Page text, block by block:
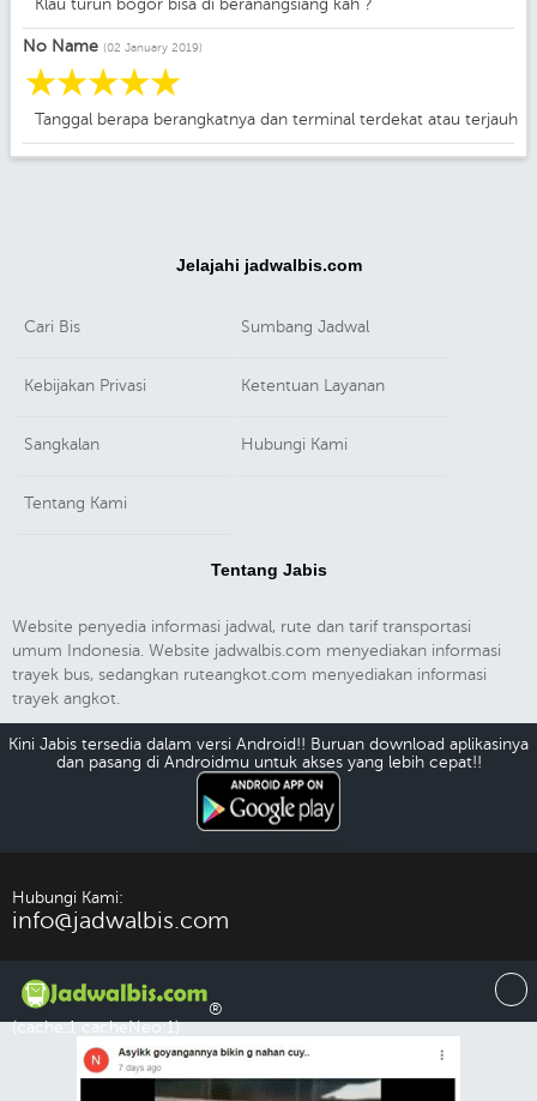
Klau turun bogor bisa di beranangsiang kah ?
No Name (02 January 2019)
☆
☆
☆
☆
☆
Tanggal berapa berangkatnya dan terminal terdekat atau terjauh
Jelajahi jadwalbis.com
Cari Bis Sumbang Jadwal
Kebijakan Privasi Ketentuan Layanan
Sangkalan Hubungi Kami
Tentang Kami
Tentang Jabis
Website penyedia informasi jadwal, rute dan tarif transportasi
umum Indonesia. Website jadwalbis.com menyediakan informasi
trayek bus, sedangkan ruteangkot.com menyediakan informasi
trayek angkot.
Kini Jabis tersedia dalam versi Android!! Buruan download aplikasinya
dan pasang di Androidmu untuk akses yang lebih cepat!!
Hubungi Kami:
info@jadwalbis.com
®
(cache:1 cacheNeo:1)